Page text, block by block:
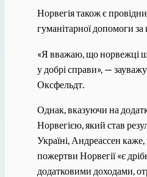
Норвегія також є
гуманітарної допомоги за
«Я вважаю, що норвежці
у добрі справи», —
Оксфельдт.
Однак, вказуючи на
Норвегією, який став
Україні, Андреассен каже,
пожертви Норвегії «є
додатковими доходами,